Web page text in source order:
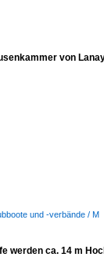
von
und -verbände / M
werden ca. 14 m